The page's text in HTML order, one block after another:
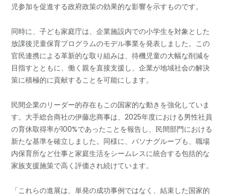
児参加を促進する政府政策の効果的な影響を示すものです。
同時に、子ども家庭庁は、企業施設内での小学生を対象とした
放課後児童保育プログラムのモデル事業を発表しました。この
官民連携による革新的な取り組みは、待機児童の大幅な削減を
目指すとともに、働く親を直接支援し、企業が地域社会の解決
策に積極的に貢献することを可能にします。
民間企業のリーダー的存在もこの国家的な動きを強化していま
す。大手総合商社の伊藤忠商事は、2025年度における男性社員
の育休取得率が100%であったことを報告し、民間部門における
新たな基準を確立しました。同様に、パソナグループも、職場
内保育所など仕事と家庭生活をシームレスに統合する包括的な
家族支援施策で高く評価され続けています。
「これらの進展は、単発の成功事例ではなく、結束した国家的